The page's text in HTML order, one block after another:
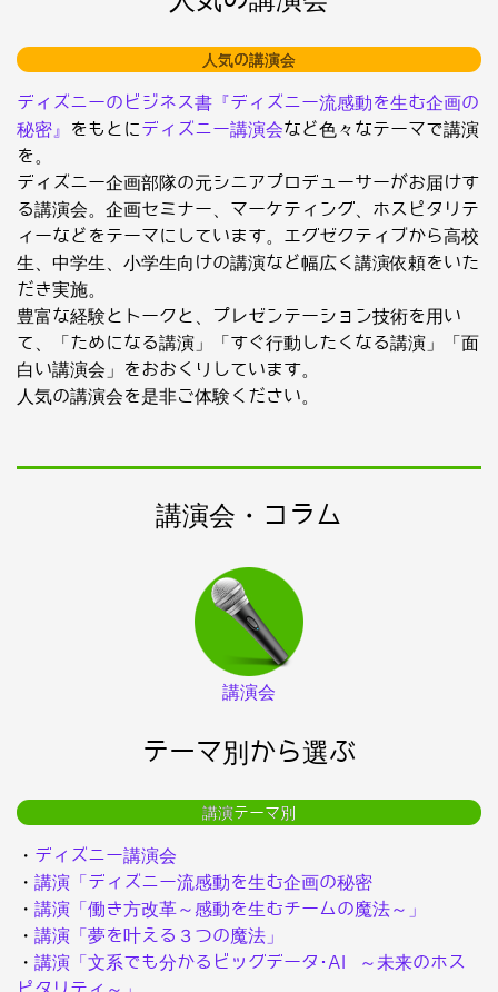
人気の講演会
ディズニーのビジネス書『ディズニー流感動を生む企画の
秘密』
をもとにディズニー講演会など色々なテーマで講演
を。
ディズニー企画部隊の元シニアプロデューサーがお届けす
る講演会。企画セミナー、マーケティング、ホスピタリテ
ィーなどをテーマにしています。エグゼクティブから高校
生、中学生、小学生向けの講演など幅広く講演依頼をいた
だき実施。
豊富な経験とトークと、プレゼンテーション技術を用い
て、「ためになる講演」「すぐ行動したくなる講演」「面
白い講演会」をおおくりしています。
人気の講演会を是非ご体験ください。
講演会・コラム
講演会
テーマ別から選ぶ
講演テーマ別
・ ディズニー講演会
・ 講演「ディズニー流感動を生む企画の秘密
・ 講演「働き方改革～感動を生むチームの魔法～」
・ 講演「夢を叶える３つの魔法」
・ 講演「文系でも分かるビッグデータ･AI ～未来のホス